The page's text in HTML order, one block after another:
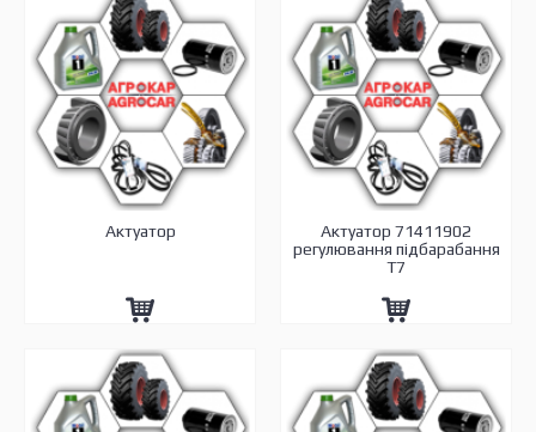
Актуатор
Актуатор 71411902
регулювання підбарабання
Т7